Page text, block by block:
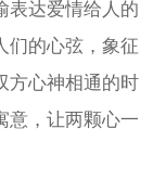
表达爱情给人的
们的心弦，象征
方心神相通的时
意，让两颗心一